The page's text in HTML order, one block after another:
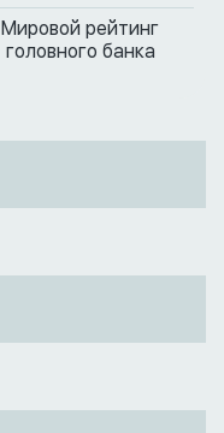
Мировой рейтинг
головного банка